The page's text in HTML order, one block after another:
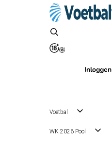
Inloggen
Voetbal
WK 2026 Pool